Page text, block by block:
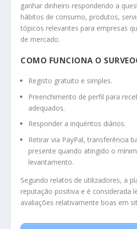
ganhar dinheiro respondendo a
hábitos de consumo, produtos,
tópicos relevantes para empresas
de mercado.
COMO FUNCIONA O
Registo gratuito e simples.
Preenchimento de perfil para
adequados.
Responder a inquéritos diários.
Retirar via PayPal, transferência
presente quando atingido o
levantamento.
Segundo relatos de utilizadores, a
reputação positiva e é considerada
avaliações relativamente boas em